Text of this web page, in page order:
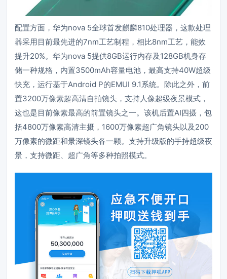
配置方面，华为nova 5全球首发麒麟810处理器，这款处理
器采用目前最先进的7nm工艺制程，相比8nm工艺，能效
提升20%。华为nova 5提供8GB运行内存及128GB机身存
储一种规格，内置3500mAh容量电池，最高支持40W超级
快充，运行基于Android P的EMUI 9.1系统。除此之外，前
置3200万像素超高清自拍镜头，支持人像超级夜景模式，
这也是目前像素最高的前置镜头之一。该机后置AI四摄，包
括4800万像素高清主摄，1600万像素超广角镜头以及200
万像素的微距和景深镜头各一颗。支持升级版的手持超级夜
景，支持微距、超广角等多种拍照模式。